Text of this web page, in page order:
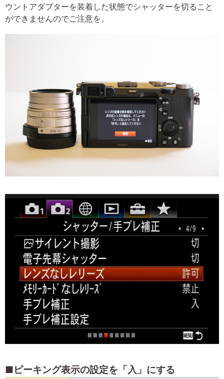
ウントアダプターを装着した状態でシャッターを切ること
ができませんのでご注意を。
■ピーキング表示の設定を「入」にする